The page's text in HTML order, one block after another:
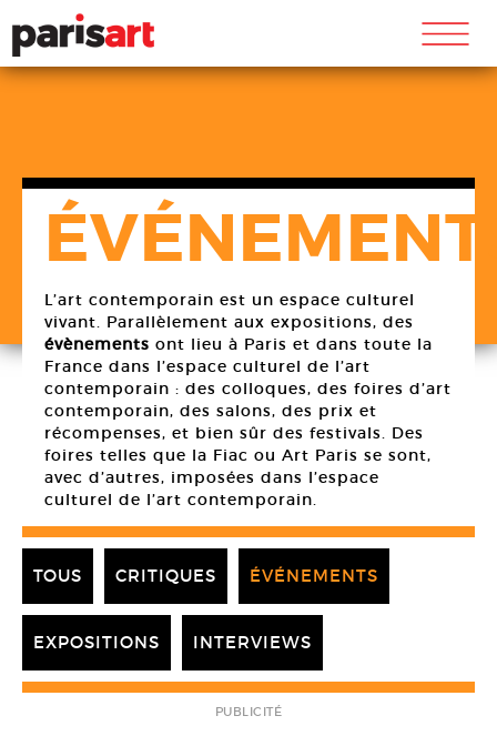
m
L’art contemporain est un espace culturel
vivant. Parallèlement aux expositions, des
évènements ont lieu à Paris et dans toute la
France dans l’espace culturel de l’art
contemporain : des colloques, des foires d’art
contemporain, des salons, des prix et
récompenses, et bien sûr des festivals. Des
foires telles que la Fiac ou Art Paris se sont,
avec d’autres, imposées dans l’espace
culturel de l’art contemporain.
TOUS CRITIQUES ÉVÉNEMENTS
EXPOSITIONS INTERVIEWS
PUBLICITÉ